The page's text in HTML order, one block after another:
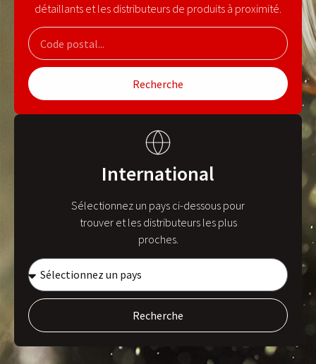
détaillants et les distributeurs de produits à proximité.
Recherche
International
Sélectionnez un pays ci-dessous pour
trouver et les distributeurs les plus
proches.
Recherche